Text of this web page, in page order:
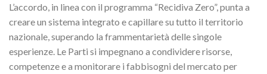
L’accordo, in linea con il programma “Recidiva Zero”, punta a
creare un sistema integrato e capillare su tutto il territorio
nazionale, superando la frammentarietà delle singole
esperienze. Le Parti si impegnano a condividere risorse,
competenze e a monitorare i fabbisogni del mercato per